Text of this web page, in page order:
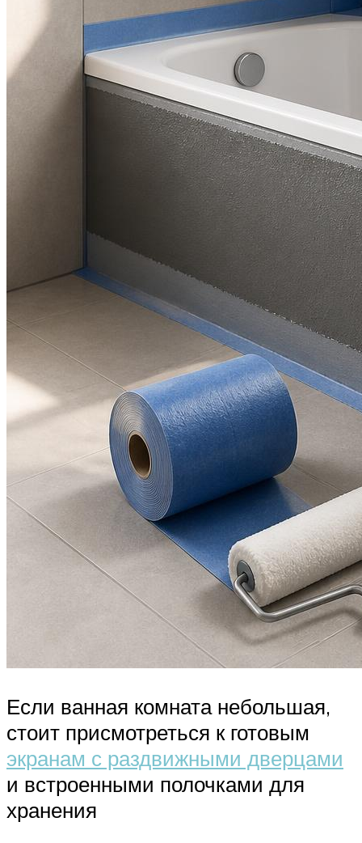
Если ванная комната небольшая,
стоит присмотреться к готовым
экранам с раздвижными дверцами
и встроенными полочками для
хранения